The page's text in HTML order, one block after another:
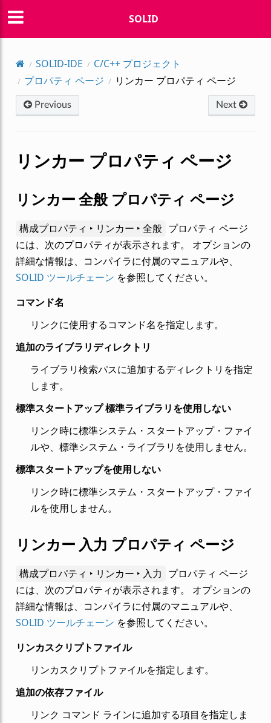
SOLID
SOLID-IDE
C/C++ プロジェクト
プロパティ ページ
リンカー プロパティ ページ
Previous Next
リンカー プロパティ ページ
リンカー 全般 プロパティ ページ
構成プロパティ ‣ リンカー ‣ 全般 プロパティ ページ
には、次のプロパティが表示されます。 オプションの
詳細な情報は、コンパイラに付属のマニュアルや、
SOLID ツールチェーン を参照してください。
コマンド名
リンクに使用するコマンド名を指定します。
追加のライブラリディレクトリ
ライブラリ検索パスに追加するディレクトリを指定
します。
標準スタートアップ 標準ライブラリを使用しない
リンク時に標準システム・スタートアップ・ファイ
ルや、標準システム・ライブラリを使用しません。
標準スタートアップを使用しない
リンク時に標準システム・スタートアップ・ファイ
ルを使用しません。
リンカー 入力 プロパティ ページ
構成プロパティ ‣ リンカー ‣ 入力 プロパティ ページ
には、次のプロパティが表示されます。 オプションの
詳細な情報は、コンパイラに付属のマニュアルや、
SOLID ツールチェーン を参照してください。
リンカスクリプトファイル
リンカスクリプトファイルを指定します。
追加の依存ファイル
リンク コマンド ラインに追加する項目を指定しま